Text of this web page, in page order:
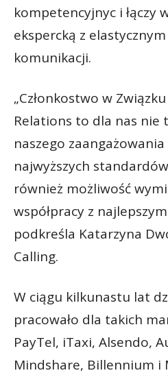
kompetencyjnyc i łączy
ekspercką z
komunikacji.
„Członkostwo w
Relations to dla nas
naszego
najwyższych
również możliwość
współpracy z
podkreśla Katarzyna
Calling.
W ciągu kilkunastu lat
pracowało dla takich
PayTel, iTaxi, Alsendo,
Mindshare, Billennium i